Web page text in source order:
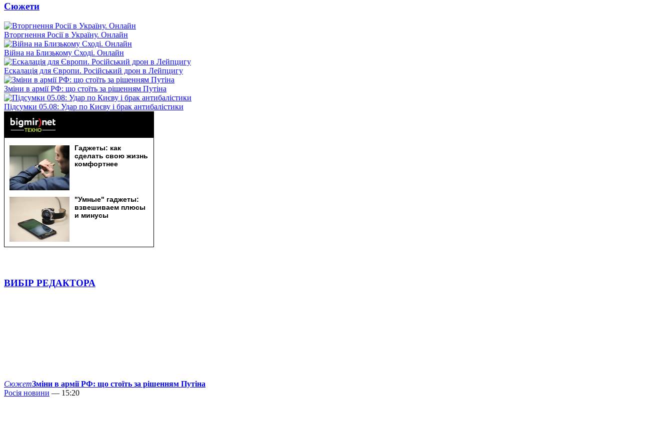
Сюжети
Вторгнення Росії в Україну. Онлайн
Війна на Близькому Сході. Онлайн
Ескалація для Європи. Російський дрон в Лейпцигу
Зміни в армії РФ: що стоїть за рішенням Путіна
Підсумки 05.08: Удар по Києву і брак антибалістики
ВИБІР РЕДАКТОРА
СюжетЗміни в армії РФ: що стоїть за рішенням Путіна
Росія новини — 15:20